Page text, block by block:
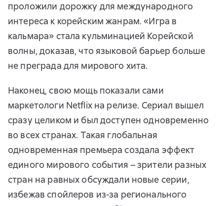
проложили дорожку для международного
интереса к корейским жанрам. «Игра в
кальмара» стала кульминацией Корейской
волны, доказав, что языковой барьер больше
не преграда для мирового хита.
Наконец, свою мощь показали сами
маркетологи Netflix на релизе. Сериал вышел
сразу целиком и был доступен одновременно
во всех странах. Такая глобальная
одновременная премьера создала эффект
единого мирового события – зрители разных
стран на равных обсуждали новые серии,
избежав спойлеров из-за регионального